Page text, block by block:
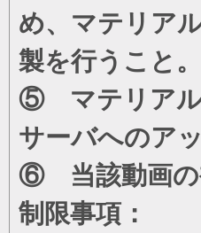
め、マテリア
製を行うこと。
⑤ マテリアル
サーバへのア
⑥ 当該動画の
制限事項：